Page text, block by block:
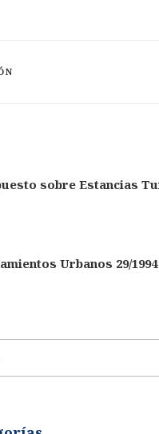
sobre Estancias
Urbanos 29/1994